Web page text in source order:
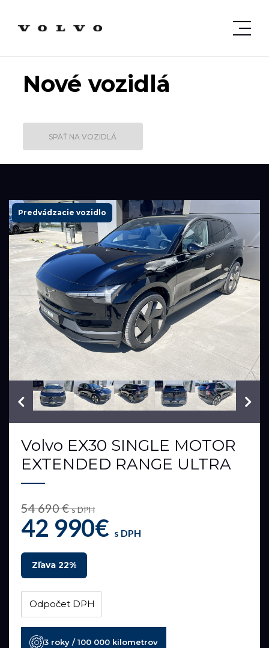
Nové vozidlá
SPÄŤ NA VOZIDLÁ
Predvádzacie vozidlo
VIN: YV12ZEL94T2634761
Volvo EX30 SINGLE MOTOR
EXTENDED RANGE ULTRA
54 690 €s DPH
42 990€ s DPH
Zľava 22%
Odpočet DPH
3 roky / 100 000 kilometrov